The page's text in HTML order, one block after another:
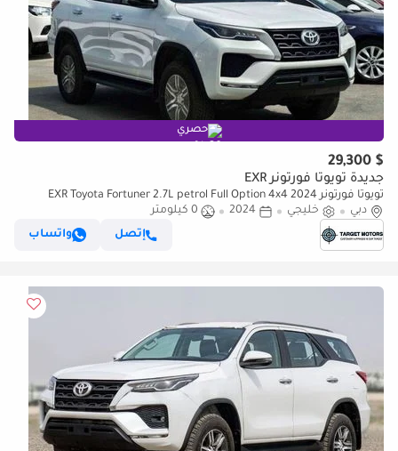
حصري
$ 29,300
جديدة تويوتا فورتونر EXR
تويوتا فورتونر EXR Toyota Fortuner 2.7L petrol Full Option 4x4 2024
دبي
خليجي 2024
0 كيلومتر
إتصل
واتساب